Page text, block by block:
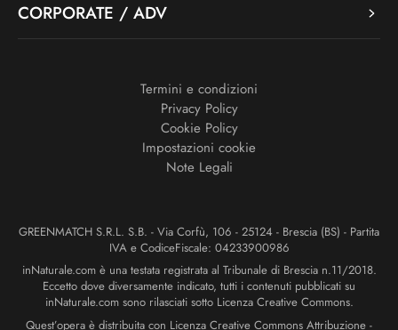
CORPORATE / ADV
Termini e condizioni
Privacy Policy
Cookie Policy
Impostazioni cookie
Note Legali
GREENMATCH S.R.L. S.B. - Via Corfù, 106 - 25124 - Brescia (BS) - Partita
IVA e CodiceFiscale: 04233900986
inNaturale.com è una testata registrata al Tribunale di Brescia n.11/2018.
Eccetto dove diversamente indicato, tutti i contenuti pubblicati su
inNaturale.com sono rilasciati sotto Licenza Creative Commons.
Quest’opera è distribuita con Licenza Creative Commons Attribuzione -